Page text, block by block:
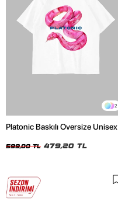
2
Platonic Baskılı Oversize Unisex
599,00 TL 479,20 TL